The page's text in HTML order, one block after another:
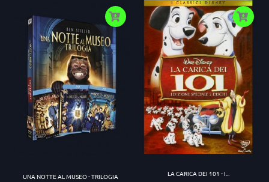
UNA NOTTE AL MUSEO - TRILOGIA LA CARICA DEI 101 - I...